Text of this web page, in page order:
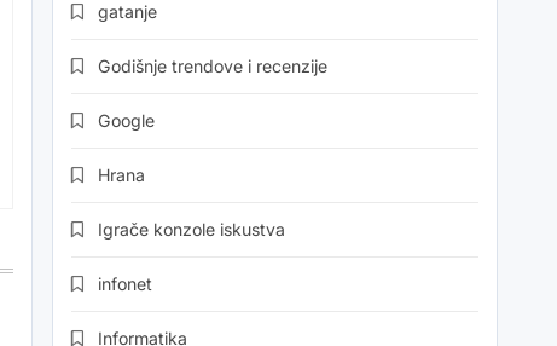
gatanje
Godišnje trendove i recenzije
Google
Hrana
Igrače konzole iskustva
infonet
Informatika